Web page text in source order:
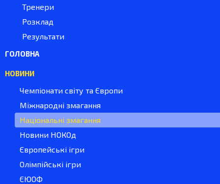
Тренери
Розклад
Результати
ГОЛОВНА
НОВИНИ
Чемпіонати світу та Європи
Міжнародні змагання
Національні змагання
Новини НОКОд
Європейські ігри
Олімпійські ігри
ЄЮОФ